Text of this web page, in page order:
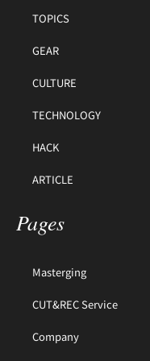
TOPICS
GEAR
CULTURE
TECHNOLOGY
HACK
ARTICLE
Pages
Masterging
CUT&REC Service
Company